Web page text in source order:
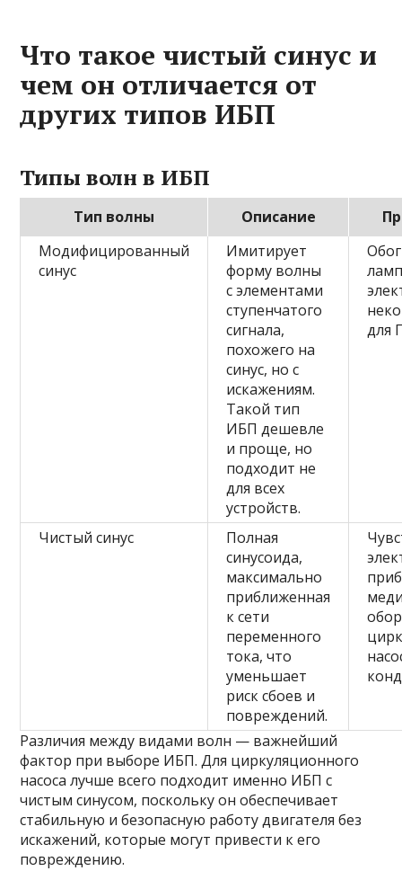
Что такое чистый синус и
чем он отличается от
других типов ИБП
Типы волн в ИБП
Тип волны Описание
Модифицированный
синус
Имитирует
форму волны
с элементами
ступенчатого
сигнала,
похожего на
синус, но с
искажениям.
Такой тип
ИБП дешевле
и проще, но
подходит не
для всех
устройств.
для
Чистый синус
Полная
синусоида,
максимально
приближенная
к сети
переменного
тока, что
уменьшает
риск сбоев и
повреждений.
Различия между видами волн — важнейший
фактор при выборе ИБП. Для циркуляционного
насоса лучше всего подходит именно ИБП с
чистым синусом, поскольку он обеспечивает
стабильную и безопасную работу двигателя без
искажений, которые могут привести к его
повреждению.